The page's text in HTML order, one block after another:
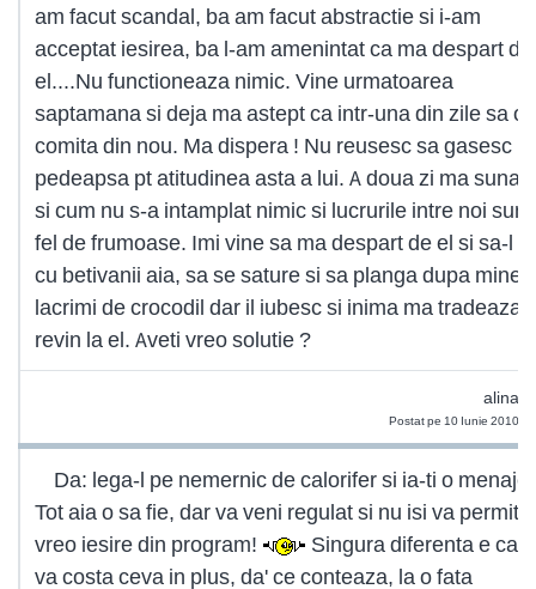
am facut scandal, ba am facut abstractie si i-am
acceptat iesirea, ba l-am amenintat ca ma despart de
el....Nu functioneaza nimic. Vine urmatoarea
saptamana si deja ma astept ca intr-una din zile sa o
comita din nou. Ma dispera ! Nu reusesc sa gasesc
pedeapsa pt atitudinea asta a lui. A doua zi ma suna
si cum nu s-a intamplat nimic si lucrurile intre noi
fel de frumoase. Imi vine sa ma despart de el si sa-l
cu betivanii aia, sa se sature si sa planga dupa mine
lacrimi de crocodil dar il iubesc si inima ma tradeaza
revin la el. Aveti vreo solutie ?
Postat pe 10 Iunie 2010
Da: lega-l pe nemernic de calorifer si ia-ti o
Tot aia o sa fie, dar va veni regulat si nu isi va permite
vreo iesire din program!
Singura diferenta e ca
va costa ceva in plus, da' ce conteaza, la o fata